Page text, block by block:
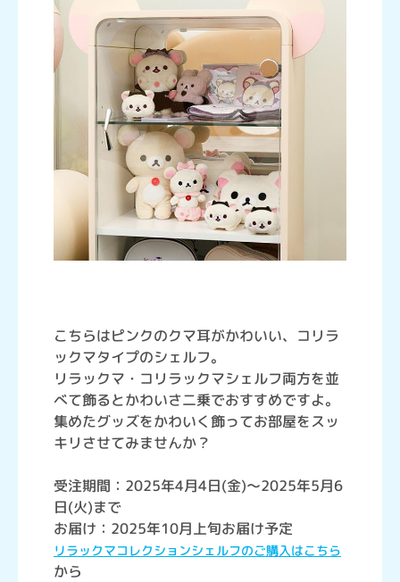
こちらはピンクのクマ耳がかわいい、コリラ
ックマタイプのシェルフ。
リラックマ・コリラックマシェルフ両方を並
べて飾るとかわいさ二乗でおすすめですよ。
集めたグッズをかわいく飾ってお部屋をスッ
キリさせてみませんか？
受注期間：2025年4月4日(金)～2025年5月6
日(火)まで
お届け：2025年10月上旬お届け予定
リラックマコレクションシェルフのご購入はこちら
から